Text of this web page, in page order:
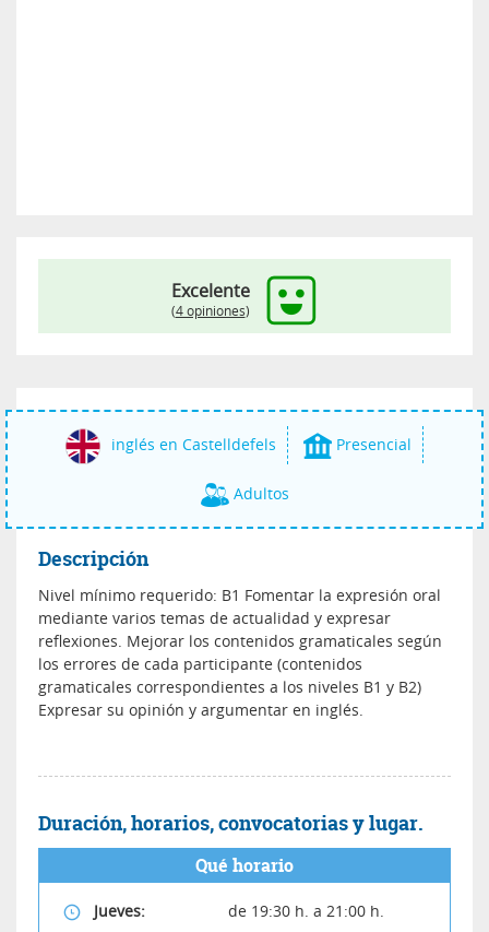
Excelente
(4 opiniones)
inglés en Castelldefels Presencial
Adultos
Descripción
Nivel mínimo requerido: B1 Fomentar la expresión oral
mediante varios temas de actualidad y expresar
reflexiones. Mejorar los contenidos gramaticales según
los errores de cada participante (contenidos
gramaticales correspondientes a los niveles B1 y B2)
Expresar su opinión y argumentar en inglés.
Duración, horarios, convocatorias y lugar.
Qué horario
Jueves: de 19:30 h. a 21:00 h.